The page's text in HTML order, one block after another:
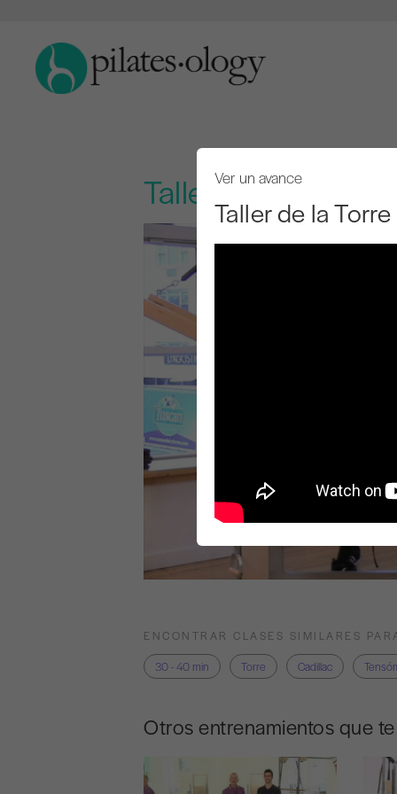
Taller de la Torre
Ver un avance
Taller de la
ENCONTRAR CLASES SIMILARES
30 - 40 min
Torre Cadillac
Otros entrenamientos que